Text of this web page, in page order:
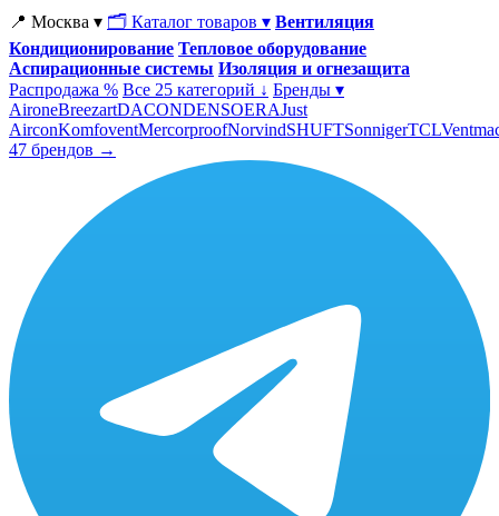
📍 Москва ▾ 🗂 Каталог товаров ▾ Вентиляция
Кондиционирование Тепловое оборудование
Аспирационные системы Изоляция и огнезащита
Распродажа % Все 25 категорий ↓ Бренды ▾
AironeBreezartDACONDENSOERAJust
AirconKomfoventMercorproofNorvindSHUFTSonnigerTCL
47 брендов →